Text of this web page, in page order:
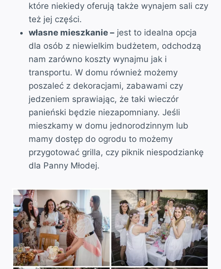
które niekiedy oferują także wynajem sali czy
też jej części.
własne mieszkanie – jest to idealna opcja
dla osób z niewielkim budżetem, odchodzą
nam zarówno koszty wynajmu jak i
transportu. W domu również możemy
poszaleć z dekoracjami, zabawami czy
jedzeniem sprawiając, że taki wieczór
panieński będzie niezapomniany. Jeśli
mieszkamy w domu jednorodzinnym lub
mamy dostęp do ogrodu to możemy
przygotować grilla, czy piknik niespodziankę
dla Panny Młodej.